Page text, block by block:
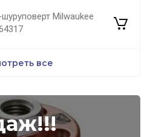
Milwaukee
все